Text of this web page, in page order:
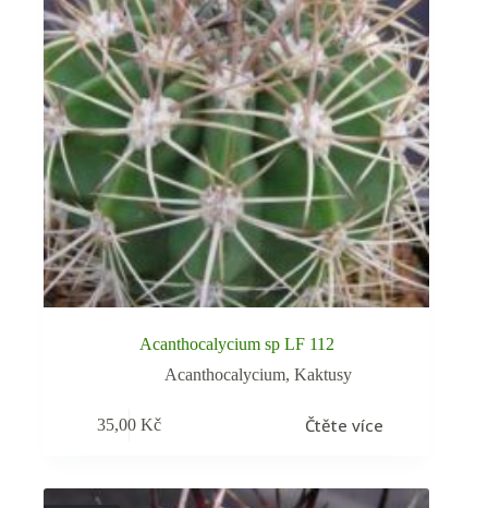
Acanthocalycium sp LF 112
Acanthocalycium,Kaktusy
35,00Kč Čtěte více